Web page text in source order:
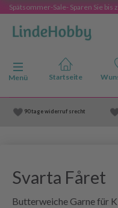
Spätsommer-Sale- Sparen Sie bis
Anzeige ändern
Menü
90 tage widerruf srecht
Svarta Fåret
Butterweiche Garne für